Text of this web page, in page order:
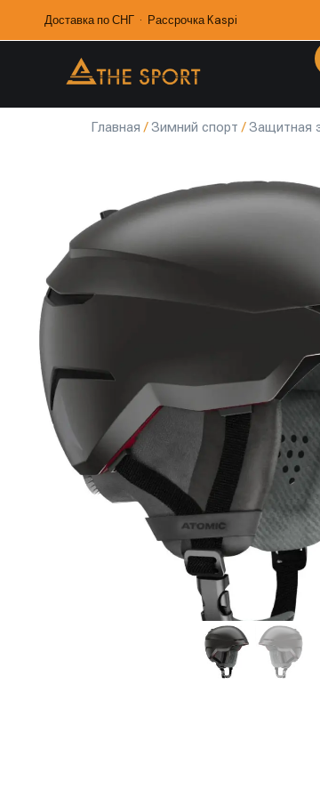
Доставка по СНГ · Рассрочка Kaspi
Главная /Зимний спорт /Защитная